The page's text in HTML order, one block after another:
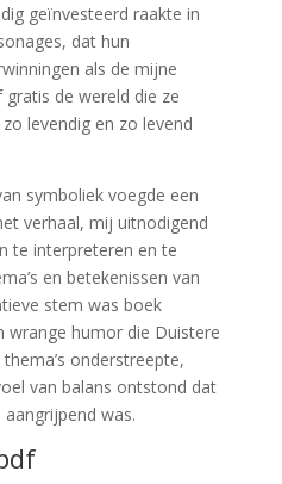
geïnvesteerd raakte in
dat hun
als de mijne
de wereld die ze
levendig en zo levend
symboliek voegde een
verhaal, mij uitnodigend
te interpreteren en te
en betekenissen van
stem was boek
wrange humor die Duistere
onderstreepte,
van balans ontstond dat
was.